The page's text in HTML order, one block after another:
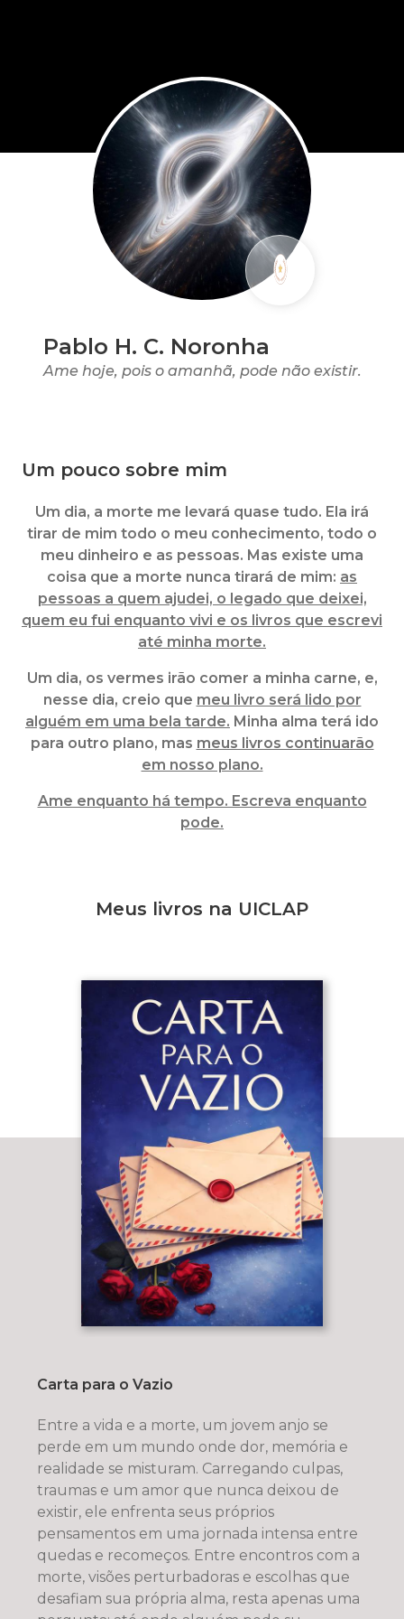
Pablo H. C. Noronha
Ame hoje, pois o amanhã, pode não existir.
Um pouco sobre mim
Um dia, a morte me levará quase tudo. Ela irá
tirar de mim todo o meu conhecimento, todo o
meu dinheiro e as pessoas. Mas existe uma
coisa que a morte nunca tirará de mim: as
pessoas a quem ajudei, o legado que deixei,
quem eu fui enquanto vivi e os livros que escrevi
até minha morte.
Um dia, os vermes irão comer a minha carne, e,
nesse dia, creio que meu livro será lido por
alguém em uma bela tarde. Minha alma terá ido
para outro plano, mas meus livros continuarão
em nosso plano.
Ame enquanto há tempo. Escreva enquanto
pode.
Meus livros na UICLAP
Carta para o Vazio
Entre a vida e a morte, um jovem anjo se
perde em um mundo onde dor, memória e
realidade se misturam. Carregando culpas,
traumas e um amor que nunca deixou de
existir, ele enfrenta seus próprios
pensamentos em uma jornada intensa entre
quedas e recomeços. Entre encontros com a
morte, visões perturbadoras e escolhas que
desafiam sua própria alma, resta apenas uma